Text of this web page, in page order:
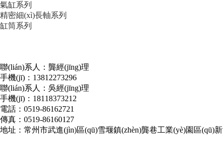
氣缸系列
精密細(xì)長軸系列
缸筒系列
聯(lián)系人：龔經(jīng)理
手機(jī)：13812273296
聯(lián)系人：吳經(jīng)理
手機(jī)：18118373212
電話：0519-86162721
傳真：0519-86160127
地址：常州市武進(jìn)區(qū)雪堰鎮(zhèn)龔巷工業(yè)園區(qū)